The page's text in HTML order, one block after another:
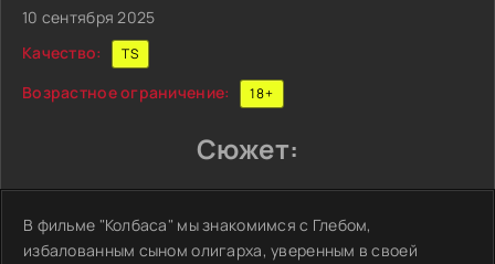
10 сентября 2025
Качество:
TS
Возрастное ограничение: 18+
Сюжет:
В фильме "Колбаса" мы знакомимся с Глебом,
избалованным сыном олигарха, уверенным в своей